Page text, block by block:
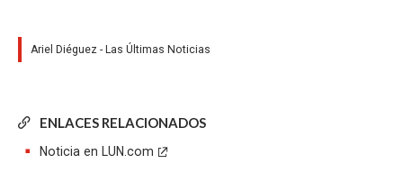
ENLACES RELACIONADOS
Noticia en LUN.com
Ariel Diéguez - Las Últimas Noticias